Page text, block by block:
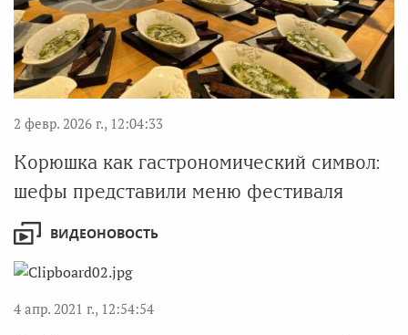
2 февр. 2026 г., 12:04:33
Корюшка как гастрономический символ:
шефы представили меню фестиваля
ВИДЕОНОВОСТЬ
4 апр. 2021 г., 12:54:54